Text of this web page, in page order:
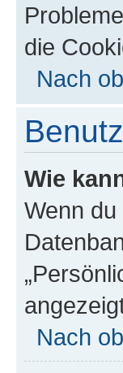
die
Nach
Wie
Wenn
Nach